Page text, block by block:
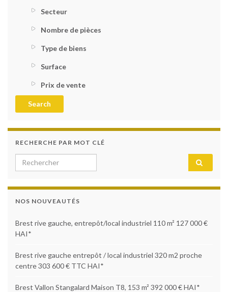
Secteur
Nombre de pièces
Type de biens
Surface
Prix de vente
RECHERCHE PAR MOT CLÉ
NOS NOUVEAUTÉS
Brest rive gauche, entrepôt/local industriel 110 m² 127 000 €
HAI*
Brest rive gauche entrepôt / local industriel 320 m2 proche
centre 303 600 € TTC HAI*
Brest Vallon Stangalard Maison T8, 153 m² 392 000 € HAI*